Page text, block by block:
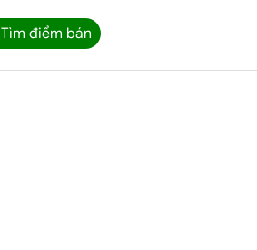
Tìm điểm bán